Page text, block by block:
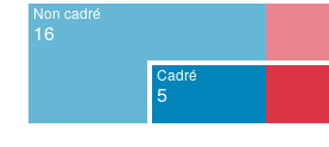
Non cadré
16
Cadré
5